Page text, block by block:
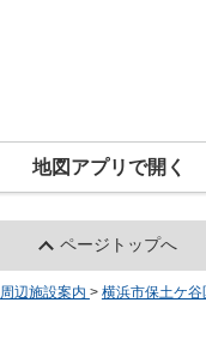
地図アプリで開く
ページトップへ
周辺施設案内 > 横浜市保土ケ谷